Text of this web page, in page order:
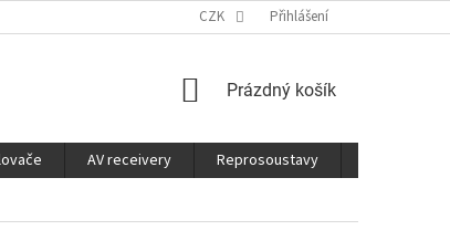
CZK Přihlášení
NÁKUPNÍ
Prázdný košík
AV receivery Reprosoustavy